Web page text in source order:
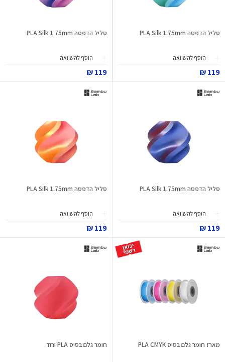
סליל הדפסה PLA Silk 1.75mm
הוסף להשוואה
119 ₪
סליל הדפסה PLA Silk 1.75mm
הוסף להשוואה
119 ₪
סליל הדפסה PLA Silk 1.75mm
הוסף להשוואה
119 ₪
סליל הדפסה PLA Silk 1.75mm
הוסף להשוואה
119 ₪
מארז חומר גלם בסיס PLA CMYK חומר גלם בסיס PLA ורוד